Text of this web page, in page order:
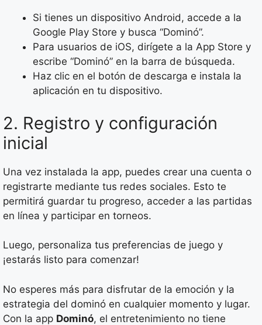
Si tienes un dispositivo Android, accede a la
Google Play Store y busca “Dominó”.
Para usuarios de iOS, dirígete a la App Store y
escribe “Dominó” en la barra de búsqueda.
Haz clic en el botón de descarga e instala la
aplicación en tu dispositivo.
2. Registro y configuración
inicial
Una vez instalada la app, puedes crear una cuenta o
registrarte mediante tus redes sociales. Esto te
permitirá guardar tu progreso, acceder a las partidas
en línea y participar en torneos.
Luego, personaliza tus preferencias de juego y
¡estarás listo para comenzar!
No esperes más para disfrutar de la emoción y la
estrategia del dominó en cualquier momento y lugar.
Con la app Dominó, el entretenimiento no tiene